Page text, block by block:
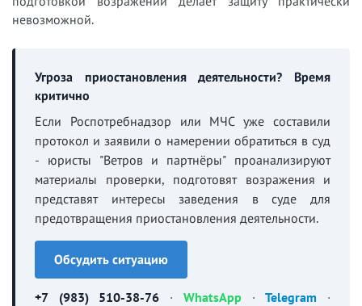
невозможной.
Угроза приостановления деятельности? Время
критично
Если Роспотребнадзор или МЧС уже составили
протокол и заявили о намерении обратиться в суд
- юристы "Ветров и партнёры" проанализируют
материалы проверки, подготовят возражения и
представят интересы заведения в суде для
предотвращения приостановления деятельности.
Обсудить ситуацию
+7 (983) 510-38-76 · WhatsApp ·Telegram ·